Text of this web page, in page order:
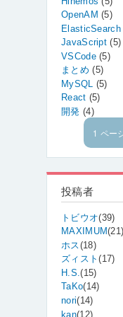
OpenAM(5)
JavaScript(5)
VSCode(5)
まとめ(5)
MySQL (5)
React (5)
開発 (4)
ジ
送
り
1 ペー
投稿者
トビウオ(39)
MAXIMUM(21)
ホス (18)
ズィスト(17)
H.S.(15)
TaKo(14)
nori(14)
kan(12)